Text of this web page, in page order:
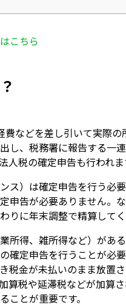
こちら
などを差し引いて実際
し、税務署に報告する一
人税の確定申告も行われ
ス）は確定申告を行う必
申告が必要ありません。
りに年末調整で精算して
所得、雑所得など）があ
確定申告を行うことが必
税金が未払いのまま放置
算税や延滞税などが加算
ことが重要です。